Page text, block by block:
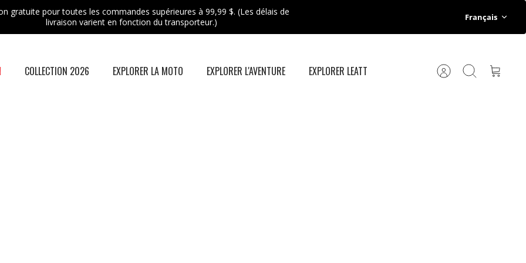
gratuite pour toutes les commandes supérieures à 99,99 $. (Les délais de
livraison varient en fonction du transporteur.)
Français
COLLECTION 2026 EXPLORER LA MOTO EXPLORER L'AVENTURE EXPLORER LEATT CompteRecherchePanier